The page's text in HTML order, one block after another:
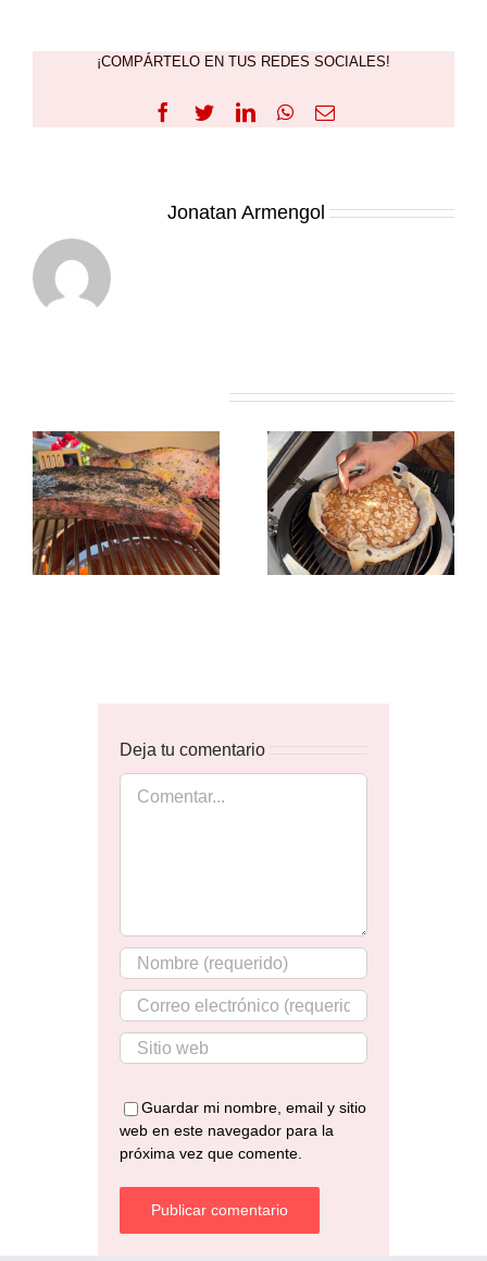
¡COMPÁRTELO EN TUS REDES SOCIALES!
Facebook
TwitterLinkedInWhatsApp
Correo
Jonatan Armengol
Deja tu comentario
Comentar
Guardar mi nombre, email y sitio
web en este navegador para la
próxima vez que comente.